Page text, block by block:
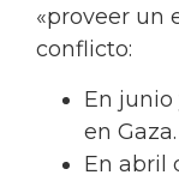
«proveer un
conflicto:
En junio
en Gaza.
En abril